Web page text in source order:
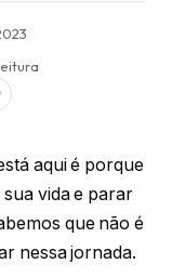
aqui é porque
vida e parar
que não é
nessa jornada.